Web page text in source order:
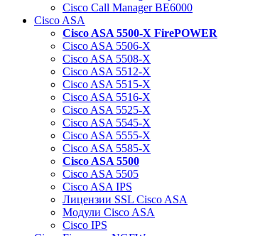
Cisco Call Manager BE6000
Cisco ASA
Cisco ASA 5500-X FirePOWER
Cisco ASA 5506-X
Cisco ASA 5508-X
Cisco ASA 5512-X
Cisco ASA 5515-X
Cisco ASA 5516-X
Cisco ASA 5525-X
Cisco ASA 5545-X
Cisco ASA 5555-X
Cisco ASA 5585-X
Cisco ASA 5500
Cisco ASA 5505
Cisco ASA IPS
Лицензии SSL Cisco ASA
Модули Cisco ASA
Cisco IPS